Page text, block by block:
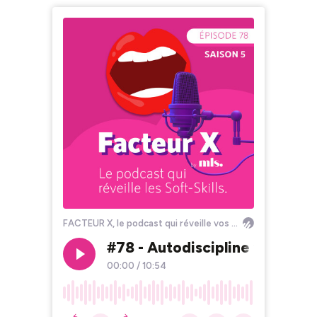
FACTEUR X, le podcast qui réveille vos Soft Skills !
#78 - Autodiscipline vs
00:00 / 10:54